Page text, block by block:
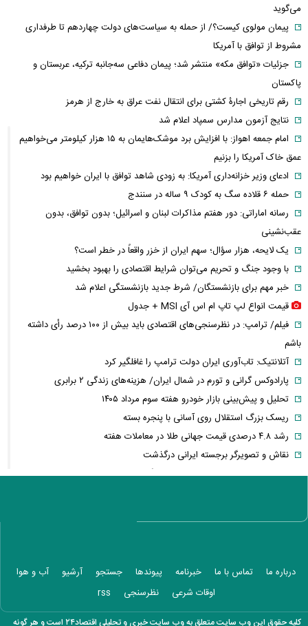
می‌گوید
پیمان مولوی کیست؟/ از حمله به سیاست‌های دولت چهاردهم تا طرفداری
مشروط از توافق با آمریکا
جزئیات «توافق مکه» منتشر شد؛ پیمان دفاعی سه‌جانبه ترکیه، عربستان و
پاکستان
رقم تاریخی اجارۀ کشتی برای انتقال نفت عراق به خارج از هرمز
نتایج آزمون مدارس سمپاد اعلام شد
امام‌ جمعه اهواز: با افزایش برد موشک‌هایمان به ۱۵ هزار کیلومتر می‌خواهیم
عمق خاک آمریکا را بزنیم
ادعای وزیر خزانه‌داری آمریکا: به زودی شاهد توافق با ایران خواهیم بود
حمله ۶ قلاده سگ به کودک ۹ ساله در سنندج
رسانه اماراتی: دور هفتم مذاکرات لبنان و اسرائیل؛ بدون توافق، بدون
عقب‌نشینی
یک لایحه، هزار سؤال؛ سهم ایران از خزر واقعاً در خطر است؟
با وجود جنگ و تحریم می‌توان شرایط اقتصادی را بهبود بخشید
خبر مهم برای بازنشستگان/ شرط جدید بازنشستگی اعلام شد
قیمت انواع لپ تاپ ام اس آی MSI + جدول
فیلم/ ترامپ: در نظرسنجی‌های اقتصادی باید بیش از ۱۰۰ درصد رأی داشته
باشم
آتلانتیک: تاب‌آوری ایران دولت ترامپ را غافلگیر کرد
پارادوکس گرانی و تورم در شمال ایران/ هزینه‌های زندگی ۲ برابری
تحلیل و پیش‌بینی بازار خودرو هفته سوم مرداد ۱۴۰۵
ریسک بزرگ استقلال روی آسانی با پنجره بسته
رشد ۴.۸ درصدی قیمت جهانی طلا در معاملات هفته
نقاش و تصویرگر برجسته ایرانی درگذشت
معاون عراقچی: در هیچ دوره‌ای هماهنگی بین میدان و دیپلماسی را مانند
وزارت خارجه پاکستان: پیمان دفاعی با ریاض و آنکارا برای تقویت امنیت
بازار ارزهای دیجیتال در نوسان/ بیت‌کوین ۶۴ هزار دلاری و هشدار درباره
درباره ما تماس با ما خبرنامه پیوندها جستجو آرشیو
آب و هوا
اوقات شرعی
نظرسنجی rss
کلیه حقوق این وب سایت متعلق به وب سایت خبری و تحلیلی اقتصاد۲۴ است و هر گونه